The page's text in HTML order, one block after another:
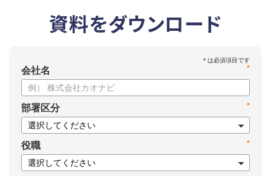
資料をダウンロード
*
会社名
*
部署区分
*
役職